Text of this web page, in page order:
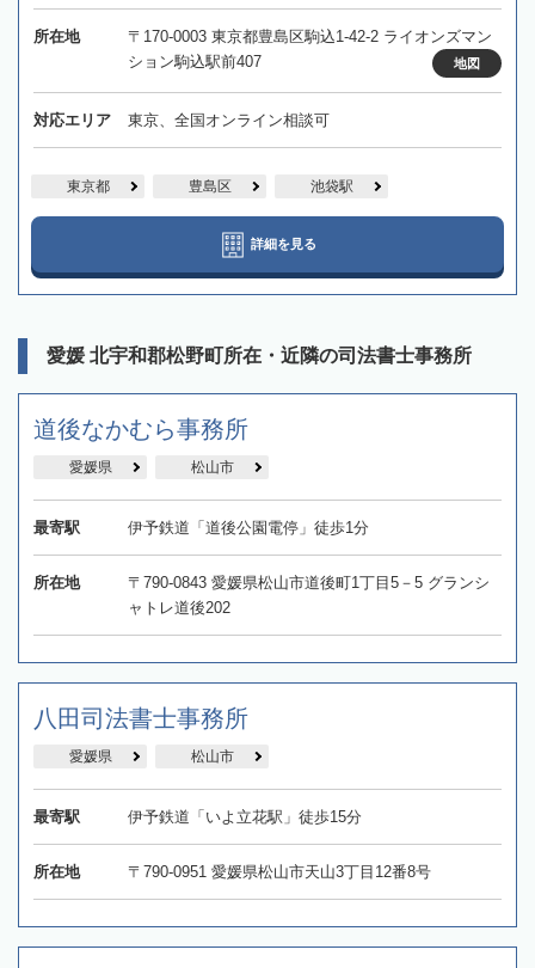
所在地
〒170-0003 東京都豊島区駒込1-42-2 ライオンズマン
ション駒込駅前407
地図
対応エリア 東京、全国オンライン相談可
東京都 豊島区 池袋駅
詳細を見る
愛媛 北宇和郡松野町所在・近隣の司法書士事務所
道後なかむら事務所
愛媛県 松山市
最寄駅 伊予鉄道「道後公園電停」徒歩1分
所在地
〒790-0843 愛媛県松山市道後町1丁目5－5 グランシ
ャトレ道後202
八田司法書士事務所
愛媛県 松山市
最寄駅 伊予鉄道「いよ立花駅」徒歩15分
所在地 〒790-0951 愛媛県松山市天山3丁目12番8号